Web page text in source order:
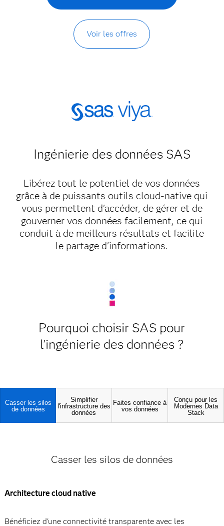
Voir les offres
Ingénierie des données SAS
Libérez tout le potentiel de vos données
grâce à de puissants outils cloud-native qui
vous permettent d'accéder, de gérer et de
gouverner vos données facilement, ce qui
conduit à de meilleurs résultats et facilite
le partage d'informations.
Pourquoi choisir SAS pour
l'ingénierie des données ?
Casser les silos
de données
Simplifier
l'infrastructure des
données
Faites confiance à
vos données
Conçu pour les
Modernes Data
Stack
Casser les silos de données
Architecture cloud native
Bénéficiez d'une connectivité transparente avec les